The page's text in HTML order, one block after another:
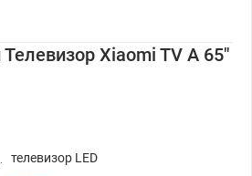
Xiaomi TV A 65"
телевизор LED